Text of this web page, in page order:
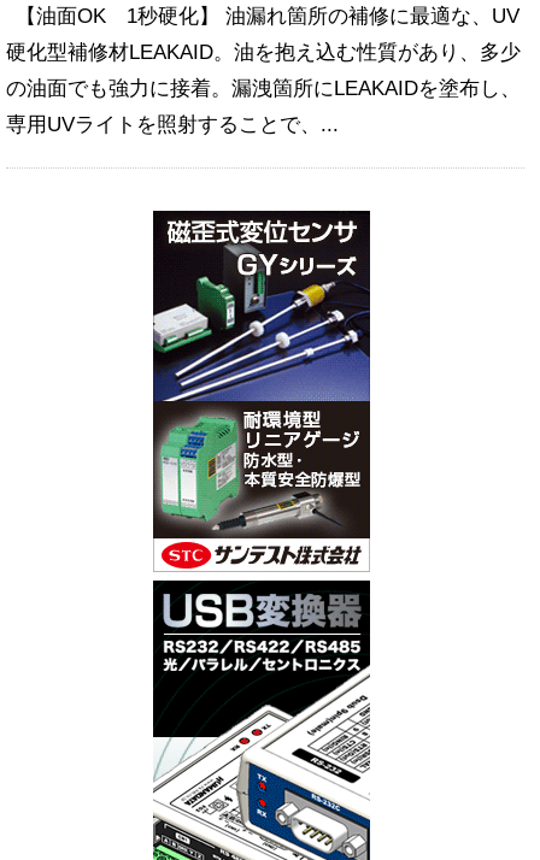
【油面OK 1秒硬化】 油漏れ箇所の補修に最適な、UV
硬化型補修材LEAKAID。油を抱え込む性質があり、多少
の油面でも強力に接着。漏洩箇所にLEAKAIDを塗布し、
専用UVライトを照射することで、...